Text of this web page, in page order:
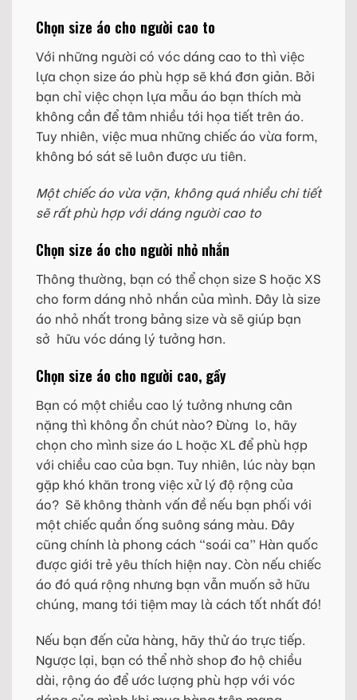
Chọn size áo cho người cao to
Với những người có vóc dáng cao to thì việc
lựa chọn size áo phù hợp sẽ khá đơn giản. Bởi
bạn chỉ việc chọn lựa mẫu áo bạn thích mà
không cần để tâm nhiều tới họa tiết trên áo.
Tuy nhiên, việc mua những chiếc áo vừa form,
không bó sát sẽ luôn được ưu tiên.
Một chiếc áo vừa vặn, không quá nhiều chi tiết
sẽ rất phù hợp với dáng người cao to
Chọn size áo cho người nhỏ nhắn
Thông thường, bạn có thể chọn size S hoặc XS
cho form dáng nhỏ nhắn của mình. Đây là size
áo nhỏ nhất trong bảng size và sẽ giúp bạn
sở hữu vóc dáng lý tưởng hơn.
Chọn size áo cho người cao, gầy
Bạn có một chiều cao lý tưởng nhưng cân
nặng thì không ổn chút nào? Đừng lo, hãy
chọn cho mình size áo L hoặc XL để phù hợp
với chiều cao của bạn. Tuy nhiên, lúc này bạn
gặp khó khăn trong việc xử lý độ rộng của
áo? Sẽ không thành vấn đề nếu bạn phối với
một chiếc quần ống suông sáng màu. Đây
cũng chính là phong cách “soái ca” Hàn quốc
được giới trẻ yêu thích hiện nay. Còn nếu chiếc
áo đó quá rộng nhưng bạn vẫn muốn sở hữu
chúng, mang tới tiệm may là cách tốt nhất đó!
Nếu bạn đến cửa hàng, hãy thử áo trực tiếp.
Ngược lại, bạn có thể nhờ shop đo hộ chiều
dài, rộng áo để ước lượng phù hợp với vóc